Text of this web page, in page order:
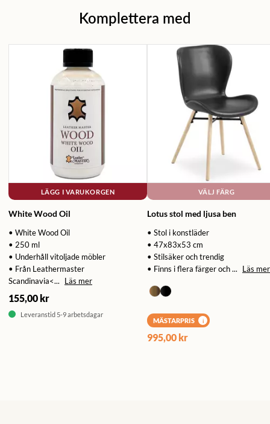
Komplettera med
LÄGG I VARUKORGEN
White Wood Oil
• White Wood Oil
• 250 ml
• Underhåll vitoljade möbler
• Från Leathermaster
Scandinavia<...
Läs mer
155,00 kr
Leveranstid 5-9 arbetsdagar
VÄLJ FÄRG
Lotus stol med ljusa ben
• Stol i konstläder
• 47x83x53 cm
• Stilsäker och trendig
• Finns i flera färger och ...
Läs mer
MÄSTARPRIS i
995,00 kr